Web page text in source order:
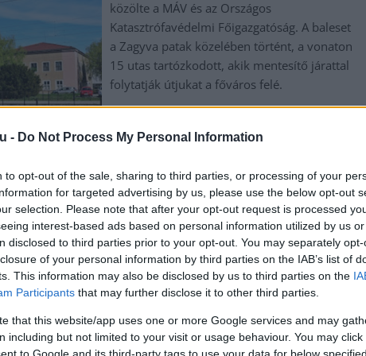
- Do Not Process My Personal Information
to opt-out of the sale, sharing to third parties, or processing of your
for targeted advertising by us, please use the below opt-out
selection. Please note that after your opt-out request is processed
interest-based ads based on personal information utilized by us
disclosed to third parties prior to your opt-out. You may separately
of your personal information by third parties on the IAB’s list of
This information may also be disclosed by us to third parties on the
Participants that may further disclose it to other third parties.
that this website/app uses one or more Google services and may
including but not limited to your visit or usage behaviour. You may
to Google and its third-party tags to use your data for below
közölte a MÁV és az Országos
Katasztrófavédelmi Főigazgatóság. A baleset
a Zagyva patak közelében történt, a vonaton
15 utas tartózkodott, akik mentesítő járattal
folytatják útjukat a főváros felé.
,utasok ,vonat
akár Szolnokról is
Az elmúlt években megszokott rendszert
idén is láthatjuk a jövő hónaptól. Akár
Szolnokról, akár Újszászról, akár